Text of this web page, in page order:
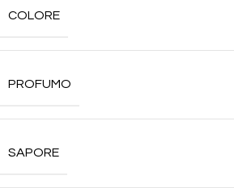
COLORE
PROFUMO
SAPORE